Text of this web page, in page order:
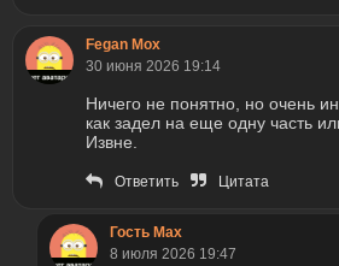
Fegan Mox
30 июня 2026 19:14
Ничего не понятно, но очень
как задел на еще одну часть
Извне.
Ответить Цитата
Гость Max
8 июля 2026 19:47